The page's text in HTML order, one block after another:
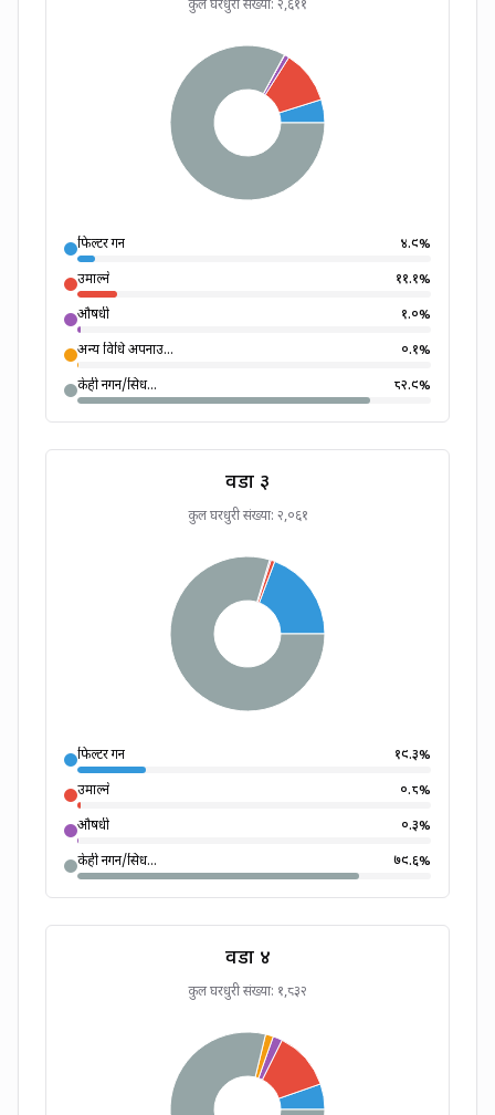
कुल घरधुरी संख्या: २,६११
फिल्टर गर्ने ४.९%
उमाल्ने
११.१%
औषधी
१.०%
अन्य विधि अपनाउ...
०.१%
केही नगर्ने/सिध...
८२.९%
वडा ३
कुल घरधुरी संख्या: २,०६१
फिल्टर गर्ने १९.३%
उमाल्ने
०.८%
औषधी
०.३%
केही नगर्ने/सिध...
७९.६%
वडा ४
कुल घरधुरी संख्या: १,८३२